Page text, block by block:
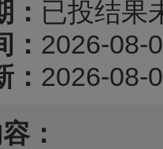
： 已投结果
： 2026-08-
： 2026-08-
：